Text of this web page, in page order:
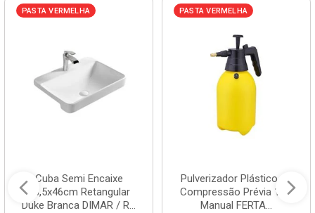
PASTA VERMELHA
Cuba Semi Encaixe
58,5x46cm Retangular
Duke Branca DIMAR / R...
PASTA VERMELHA
Pulverizador Plástico de
Compressão Prévia 1,5L
Manual FERTA...